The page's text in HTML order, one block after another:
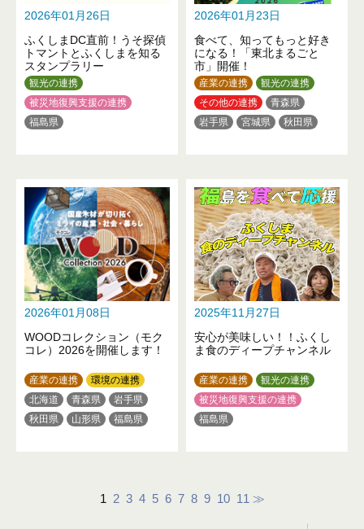
2026年01月26日
ふくしまDC直前！うそ探偵
トマントとふくしまを知る
スタンプラリー
観光の連携
被災地復興支援の連携
福島県
2026年01月23日
食べて、知ってもっと好き
になる！「東北まるごと
市」開催！
産業の連携
観光の連携
その他の連携
青森県
岩手県
宮城県
秋田県
2026年01月08日
WOODコレクション（モク
コレ）2026を開催します！
産業の連携
環境の連携
北海道
青森県
岩手県
秋田県
山形県
福島県
長野県
2025年11月27日
安心が美味しい！！ふくし
ま食のディープチャンネル
産業の連携
観光の連携
被災地復興支援の連携
福島県
1 2 3 4 5 6 7 8 9 10 11 ≫